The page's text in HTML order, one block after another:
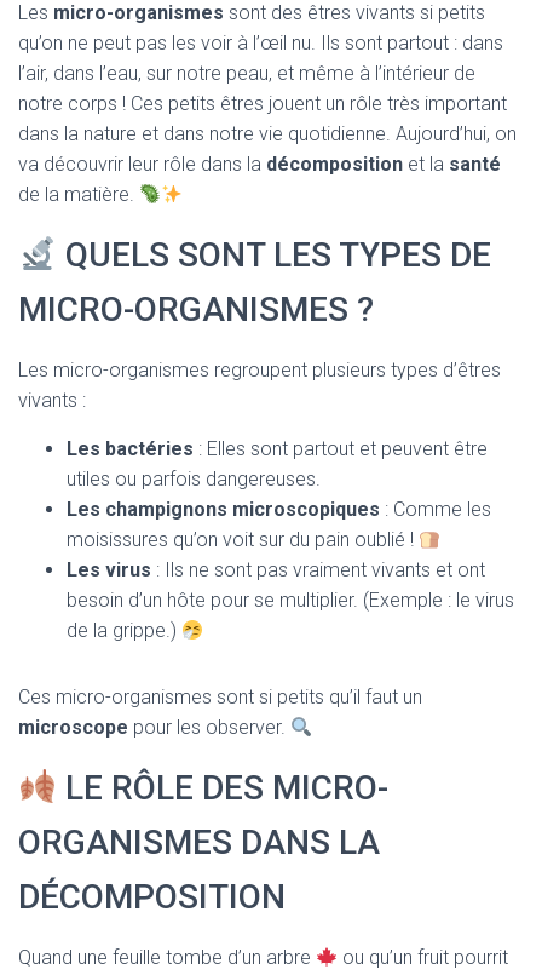
Les micro-organismes sont des êtres vivants si petits
qu’on ne peut pas les voir à l’œil nu. Ils sont partout : dans
l’air, dans l’eau, sur notre peau, et même à l’intérieur de
notre corps ! Ces petits êtres jouent un rôle très important
dans la nature et dans notre vie quotidienne. Aujourd’hui, on
va découvrir leur rôle dans la décomposition et la santé
de la matière.
QUELS SONT LES TYPES DE
MICRO-ORGANISMES ?
Les micro-organismes regroupent plusieurs types d’êtres
vivants :
Les bactéries : Elles sont partout et peuvent être
utiles ou parfois dangereuses.
Les champignons microscopiques : Comme les
moisissures qu’on voit sur du pain oublié !
Les virus : Ils ne sont pas vraiment vivants et ont
besoin d’un hôte pour se multiplier. (Exemple : le virus
de la grippe.)
Ces micro-organismes sont si petits qu’il faut un
microscope pour les observer.
LE RÔLE DES MICRO-
ORGANISMES DANS LA
DÉCOMPOSITION
Quand une feuille tombe d’un arbre
ou qu’un fruit pourrit